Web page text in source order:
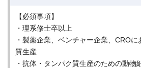
【必須事項】
・理系修士卒以上
・製薬企業、ベンチャー企業、CRO
質生産
・抗体・タンパク質生産のための動物